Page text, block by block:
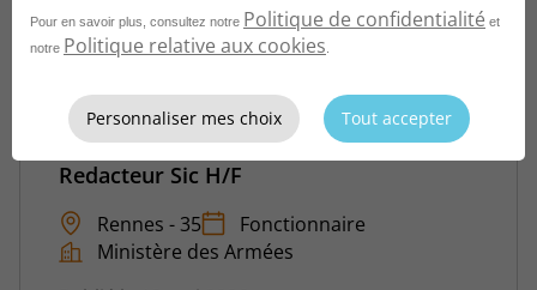
Redacteur Sic H/F
Rennes - 35
Fonctionnaire
Ministère des Armées
Pour en savoir plus, consultez notre Politique de confidentialité et
notre Politique relative aux cookies
Personnaliser mes choix Tout accepter